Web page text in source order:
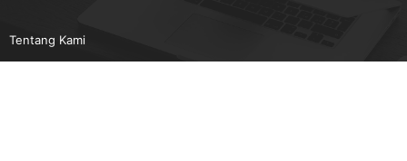
Tentang Kami